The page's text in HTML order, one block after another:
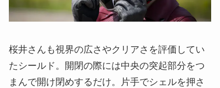
桜井さんも視界の広さやクリアさを評価してい
たシールド。開閉の際には中央の突起部分をつ
まんで開け閉めするだけ。片手でシェルを押さ